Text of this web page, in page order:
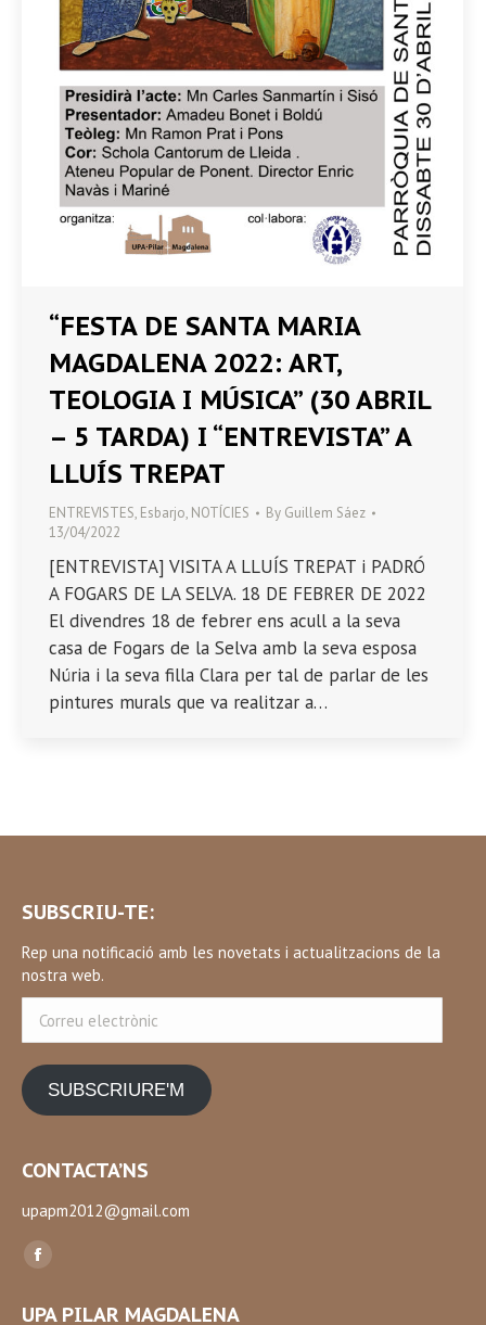
“FESTA DE SANTA MARIA
MAGDALENA 2022: ART,
TEOLOGIA I MÚSICA” (30 ABRIL
– 5 TARDA) I “ENTREVISTA” A
LLUÍS TREPAT
ENTREVISTES, Esbarjo, NOTÍCIES By Guillem Sáez
13/04/2022
[ENTREVISTA] VISITA A LLUÍS TREPAT i PADRÓ
A FOGARS DE LA SELVA. 18 DE FEBRER DE 2022
El divendres 18 de febrer ens acull a la seva
casa de Fogars de la Selva amb la seva esposa
Núria i la seva filla Clara per tal de parlar de les
pintures murals que va realitzar a…
SUBSCRIU-TE:
Rep una notificació amb les novetats i actualitzacions de la
nostra web.
electrònic
SUBSCRIURE'M
CONTACTA’NS
upapm2012@gmail.com
Find us on:
Facebook
UPA PILAR MAGDALENA